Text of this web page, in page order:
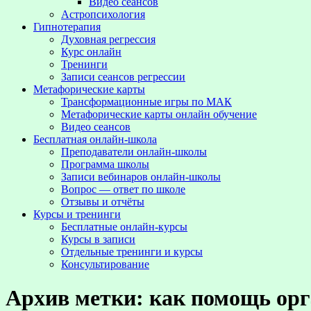
Астропсихология
Гипнотерапия
Духовная регрессия
Курс онлайн
Тренинги
Записи сеансов регрессии
Метафорические карты
Трансформационные игры по МАК
Метафорические карты онлайн обучение
Видео сеансов
Бесплатная онлайн-школа
Преподаватели онлайн-школы
Программа школы
Записи вебинаров онлайн-школы
Вопрос — ответ по школе
Отзывы и отчёты
Курсы и тренинги
Бесплатные онлайн-курсы
Курсы в записи
Отдельные тренинги и курсы
Консультирование
Архив метки: как помощь